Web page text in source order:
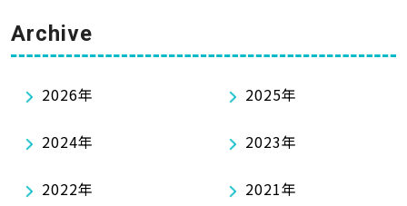
Archive
2026年 2025年
2024年 2023年
2022年 2021年